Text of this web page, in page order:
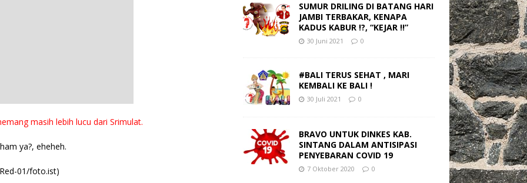
masih lebih lucu dari Srimulat.
ya?, eheheh.
01/foto.ist)
SUMUR DRILING DI BATANG HARI
JAMBI TERBAKAR, KENAPA
KADUS KABUR !?, “KEJAR !!”
30 Juni 2021 0
#BALI TERUS SEHAT , MARI
KEMBALI KE BALI !
30 Juli 2021 0
BRAVO UNTUK DINKES KAB.
SINTANG DALAM ANTISIPASI
PENYEBARAN COVID 19
7 Oktober 2020 0